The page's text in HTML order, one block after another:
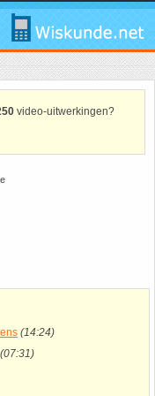
video-uitwerkingen?
(14:24)
(07:31)
schatten